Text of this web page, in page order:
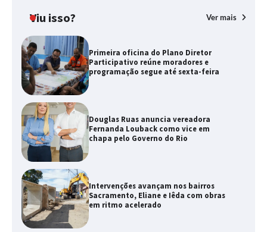
Viu isso? Ver mais
Primeira oficina do Plano Diretor
Participativo reúne moradores e
programação segue até sexta-feira
Douglas Ruas anuncia vereadora
Fernanda Louback como vice em
chapa pelo Governo do Rio
Intervenções avançam nos bairros
Sacramento, Eliane e Iêda com obras
em ritmo acelerado